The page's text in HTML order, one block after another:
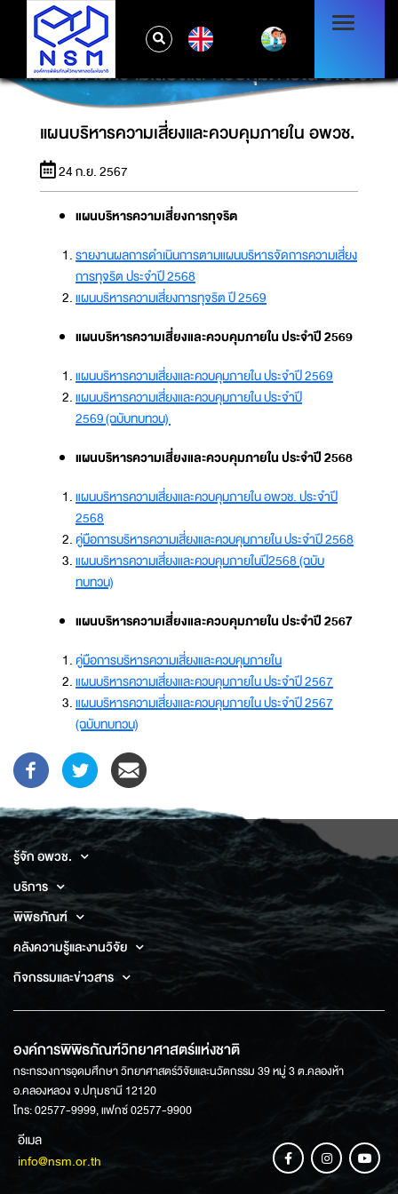
แผนบริหารความเสี่ยงและควบคุมภายใน อพวช.
แผนบริหารความเสี่ยงและควบคุมภายใน อพวช.
24 ก.ย. 2567
แผนบริหารความเสี่ยงการทุจริต
รายงานผลการดำเนินการตามแผนบริหารจัดการความเสี่ยง
การทุจริต ประจำปี 2568
แผนบริหารความเสี่ยงการทุจริต ปี 2569
แผนบริหารความเสี่ยงและควบคุมภายใน ประจำปี 2569
แผนบริหารความเสี่ยงและควบคุมภายใน ประจำปี 2569
แผนบริหารความเสี่ยงและควบคุมภายใน ประจำปี
2569 (ฉบับทบทวน)
แผนบริหารความเสี่ยงและควบคุมภายใน ประจำปี 2568
แผนบริหารความเสี่ยงและควบคุมภายใน อพวช. ประจำปี
2568
คู่มือการบริหารความเสี่ยงและควบคุมภายใน ประจำปี 2568
แผนบริหารความเสี่ยงและควบคุมภายในปี2568 (ฉบับ
ทบทวน)
แผนบริหารความเสี่ยงและควบคุมภายใน ประจำปี 2567
คู่มือการบริหารความเสี่ยงและควบคุมภายใน
แผนบริหารความเสี่ยงและควบคุมภายใน ประจำปี 2567
แผนบริหารความเสี่ยงและควบคุมภายใน ประจำปี 2567
(ฉบับทบทวน)
รู้จัก อพวช.
บริการ
พิพิธภัณฑ์
คลังความรู้และงานวิจัย
กิจกรรมและข่าวสาร
องค์การพิพิธภัณฑ์วิทยาศาสตร์แห่งชาติ
กระทรวงการอุดมศึกษา วิทยาศาสตร์วิจัยและนวัตกรรม 39 หมู่ 3 ต.คลองห้า
อ.คลองหลวง จ.ปทุมธานี 12120
โทร: 02577-9999, แฟกซ์ 02577-9900
อีเมล
info@nsm.or.th